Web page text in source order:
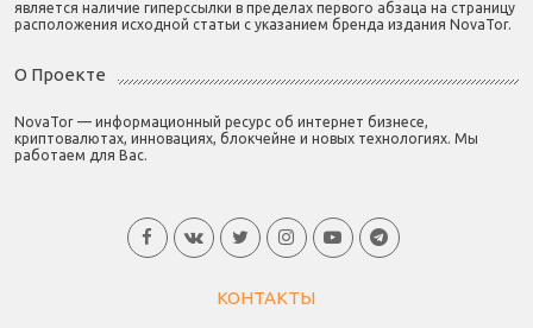
является наличие гиперссылки в пределах первого абзаца на страницу
расположения исходной статьи с указанием бренда издания NovaTor.
О Проекте
NovaTor — информационный ресурс об интернет бизнесе,
криптовалютах, инновациях, блокчейне и новых технологиях. Мы
работаем для Вас.
КОНТАКТЫ